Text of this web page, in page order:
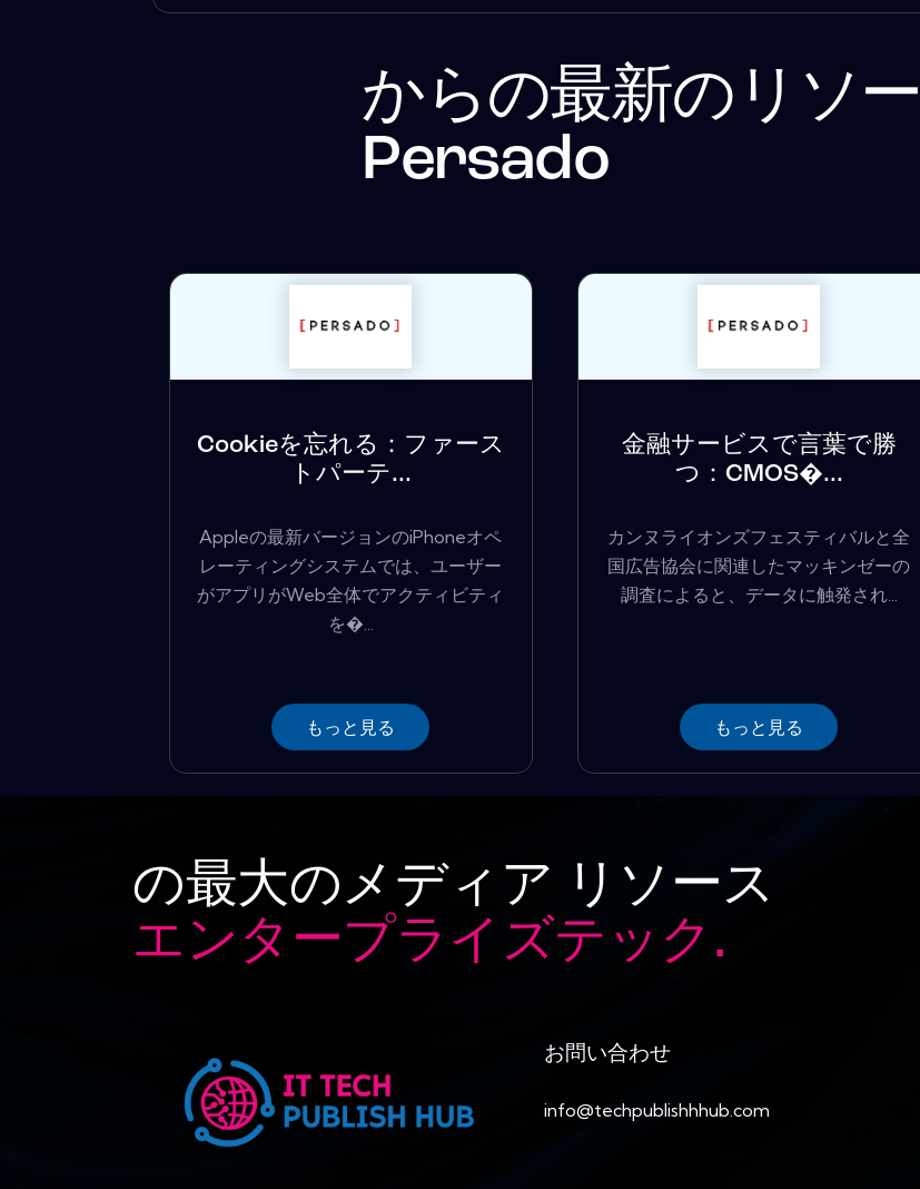
からの最新のリソ
Persado
Cookieを忘れる：ファース
トパーテ...
Appleの最新バージョンのiPhoneオペ
レーティングシステムでは、ユーザー
がアプリがWeb全体でアクティビティ
を�...
もっと見る
金融サービスで言葉で勝
つ：CMOS�...
カンヌライオンズフェスティバルと全
国広告協会に関連したマッキンゼーの
調査によると、データに触発され...
もっと見る
の最大のメディア リソース
エンタープライズテック.
お問い合わせ
info@techpublishhhub.com